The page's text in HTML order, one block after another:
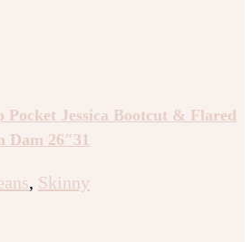
Jessica Bootcut & Flared
Dam 26″31
, Skinny